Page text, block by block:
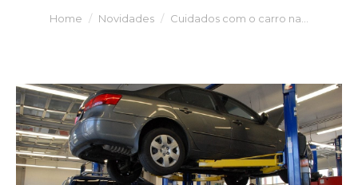
You are here:
Home Novidades Cuidados com o carro na…